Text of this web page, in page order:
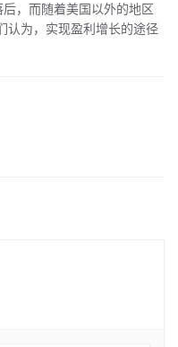
，而随着美国以外的地区
认为，实现盈利增长的途径
者由于政治风险不断下降
家华尔街银行预计，到明
3120点小幅下跌至3000